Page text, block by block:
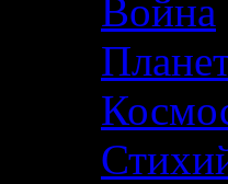
Война